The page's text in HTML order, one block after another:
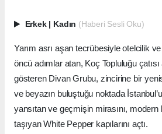
Erkek Kadın (Haberi Sesli Oku)
Yarım asrı aşan tecrübesiyle otelcilik
öncü adımlar atan, Koç Topluluğu çatısı
gösteren Divan Grubu, zincirine bir
ve beyazın buluştuğu noktada
yansıtan ve geçmişin mirasını,
taşıyan White Pepper kapılarını açtı.